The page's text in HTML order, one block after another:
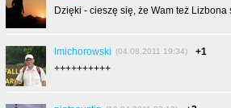
Dzięki - cieszę się, że Wam też Lizbona
lmichorowski (04.08.2011 19:34)
+1
++++++++++